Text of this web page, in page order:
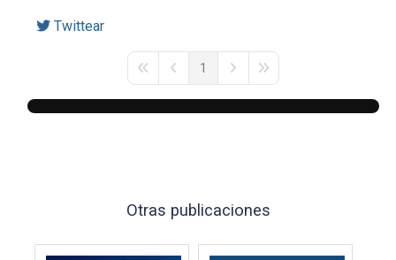
Twittear
First PagePrevious Page
1
Next PageLast Page
Otras publicaciones